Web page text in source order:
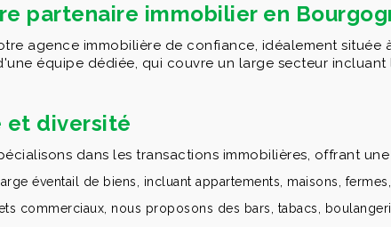
partenaire immobilier en
agence immobilière de confiance, idéalement
équipe dédiée, qui couvre un large secteur
et diversité
dans les transactions immobilières, offrant
éventail de biens, incluant appartements, maisons,
commerciaux, nous proposons des bars, tabacs,